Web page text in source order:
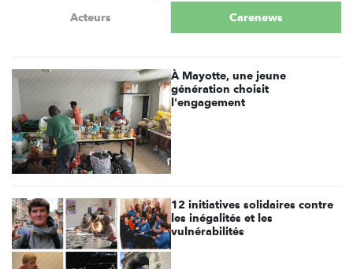
Acteurs Carenews
À Mayotte, une jeune
génération choisit
l'engagement
12 initiatives solidaires contre
les inégalités et les
vulnérabilités